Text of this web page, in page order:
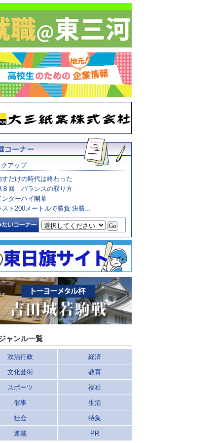
アップ
すだけの時代は終わった
８回 バランスの取り方
ンターハイ開幕
スト200メートルで勝負 決勝...
ャンル一覧
政治行政 経済
文化芸術 教育
スポーツ 福祉
催事 生活
社会 特集
連載 PR